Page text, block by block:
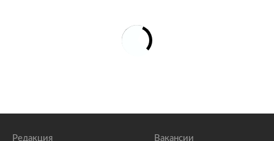
Редакция Вакансии